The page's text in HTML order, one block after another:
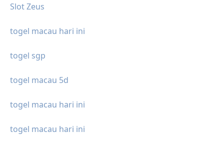
Slot Zeus
togel macau hari ini
togel sgp
togel macau 5d
togel macau hari ini
togel macau hari ini